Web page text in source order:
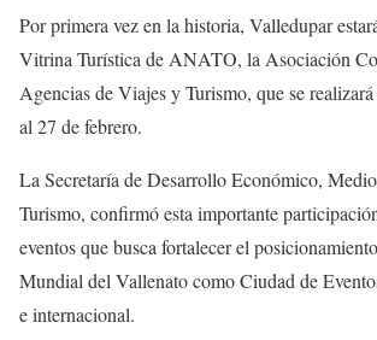
Por primera vez en la historia, Valledupar
Vitrina Turística de ANATO, la Asociación
Agencias de Viajes y Turismo, que se
al 27 de febrero.
La Secretaría de Desarrollo Económico,
Turismo, confirmó esta importante
eventos que busca fortalecer el
Mundial del Vallenato como Ciudad de
e internacional.